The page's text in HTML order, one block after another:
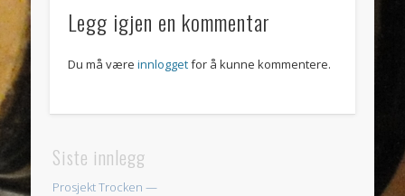
Legg igjen en kommentar
Du må væreinnloggetfor å kunne kommentere.
Siste innlegg
Prosjekt Trocken —